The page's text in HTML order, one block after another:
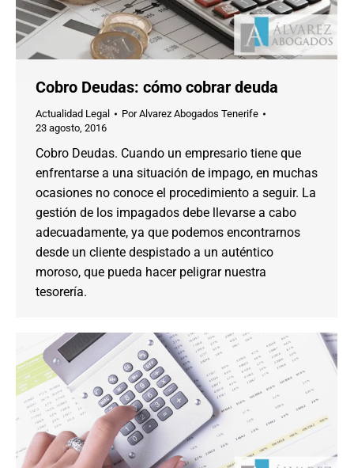
Cobro Deudas: cómo cobrar deuda
Actualidad Legal PorAlvarez Abogados Tenerife
23 agosto, 2016
Cobro Deudas. Cuando un empresario tiene que
enfrentarse a una situación de impago, en muchas
ocasiones no conoce el procedimiento a seguir. La
gestión de los impagados debe llevarse a cabo
adecuadamente, ya que podemos encontrarnos
desde un cliente despistado a un auténtico
moroso, que pueda hacer peligrar nuestra
tesorería.